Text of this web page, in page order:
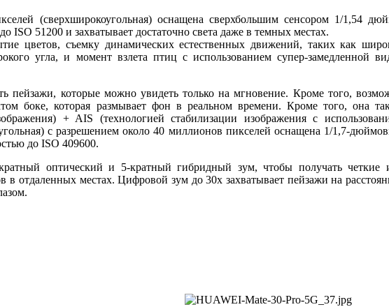
(сверхширокоугольная) оснащена сверхбольшим сенсором 1/1,54
ISO 51200 и захватывает достаточно света даже в темных местах.
цветов, съемку динамических естественных движений, таких как
угла, и момент взлета птиц с использованием супер-замедленной
пейзажи, которые можно увидеть только на мгновение. Кроме того,
боке, которая размывает фон в реальном времени. Кроме того, она
+ AIS (технологией стабилизации изображения с
с разрешением около 40 миллионов пикселей оснащена 1/1,7-
до ISO 409600.
кратный оптический и 5-кратный гибридный зум, чтобы получать четкие
в отдаленных местах. Цифровой зум до 30х захватывает пейзажи на